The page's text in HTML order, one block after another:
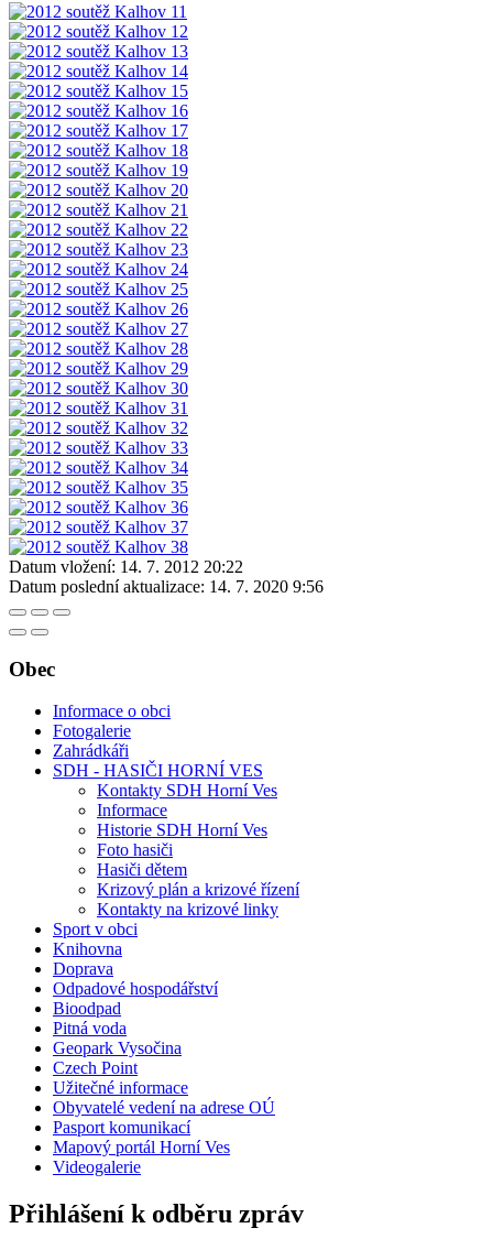
Datum vložení: 14. 7. 2012 20:22
Datum poslední aktualizace: 14. 7. 2020 9:56
Obec
Informace o obci
Fotogalerie
Zahrádkáři
SDH - HASIČI HORNÍ VES
Kontakty SDH Horní Ves
Informace
Historie SDH Horní Ves
Foto hasiči
Hasiči dětem
Krizový plán a krizové řízení
Kontakty na krizové linky
Sport v obci
Knihovna
Doprava
Odpadové hospodářství
Bioodpad
Pitná voda
Geopark Vysočina
Czech Point
Užitečné informace
Obyvatelé vedení na adrese OÚ
Pasport komunikací
Mapový portál Horní Ves
Videogalerie
Přihlášení k odběru zpráv